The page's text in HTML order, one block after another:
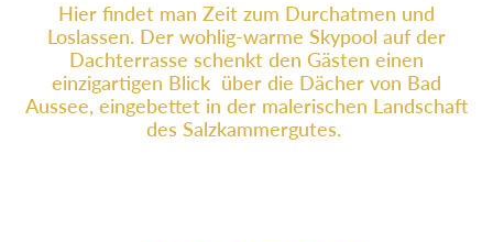
Hier findet man Zeit zum Durchatmen und
Loslassen. Der wohlig-warme Skypool auf der
Dachterrasse schenkt den Gästen einen
einzigartigen Blick über die Dächer von Bad
Aussee, eingebettet in der malerischen Landschaft
des Salzkammergutes.